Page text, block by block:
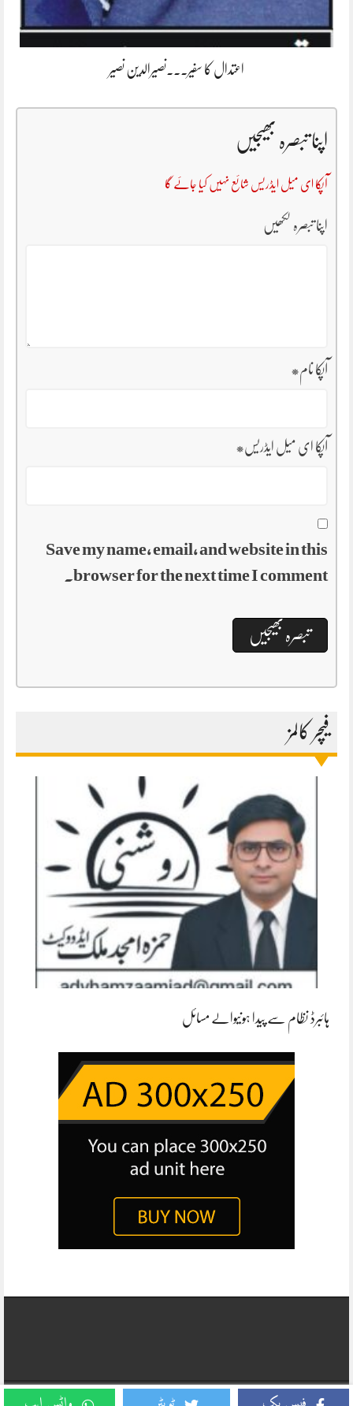
اعتدال کا سفیر۔۔۔نصیرالدین نصیر
اپنا تبصرہ بھیجیں
آپکا ای میل ایڈریس شائع نہیں کیا جائے گا
اپنا تبصرہ لکھیں
آپکا نام*
آپکا ای میل ایڈریس*
Save my name, email, and website in this
browser for the next time I comment.
فیچر کالمز
ہائبرڈ نظام سے پیدا ہونیوالے مسائل
Copyright © 2026, Daily Business Report All Rights Reserved. Website